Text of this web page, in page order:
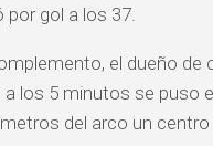
por gol a los 37.
el dueño
a los 5 minutos se puso
del arco un